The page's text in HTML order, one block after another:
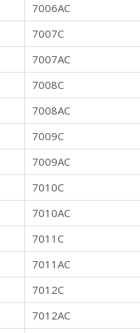
7006AC
7007C
7007AC
7008C
7008AC
7009C
7009AC
7010C
7010AC
7011C
7011AC
7012C
7012AC